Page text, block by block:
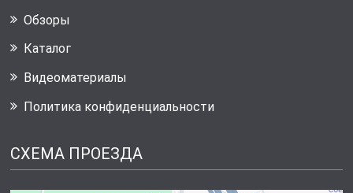
Обзоры
Каталог
Видеоматериалы
Политика конфиденциальности
СХЕМА ПРОЕЗДА